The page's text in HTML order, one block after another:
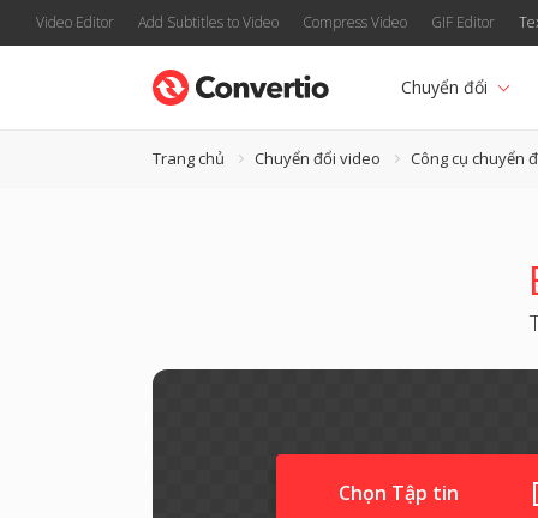
Video Editor Add Subtitles to Video Compress Video GIF Editor
Chuyển đổi
Trang chủ Chuyển đổi video Công cụ chuyển
Chọn Tập tin